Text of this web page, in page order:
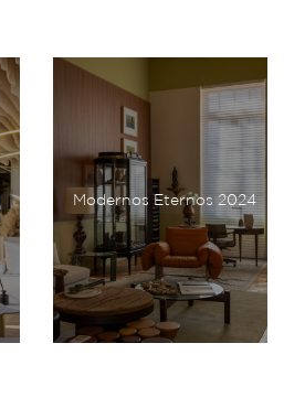
Modernos Eternos 2024